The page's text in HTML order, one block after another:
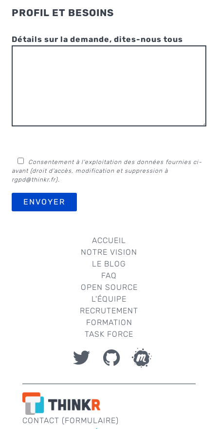
PROFIL ET BESOINS
Détails sur la demande, dites-nous tous
Consentement à l'exploitation des données fournies ci-
avant (droit d'accès, modification et suppression à
rgpd@thinkr.fr).
ACCUEIL
NOTRE VISION
LE BLOG
FAQ
OPEN SOURCE
L'ÉQUIPE
RECRUTEMENT
FORMATION
TASK FORCE
CONTACT (FORMULAIRE)